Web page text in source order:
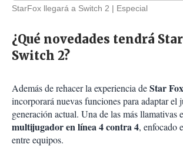
StarFox llegará a Switch 2 Especial
¿Qué novedades tendrá
Switch 2?
Además de rehacer la experiencia deStar
incorporará nuevas funciones para adaptar el
generación actual. Una de las más llamativas
multijugador en línea 4 contra 4, enfocado
entre equipos.